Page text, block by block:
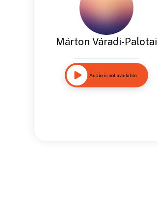
Márton Váradi-Palotai
Audio is not available